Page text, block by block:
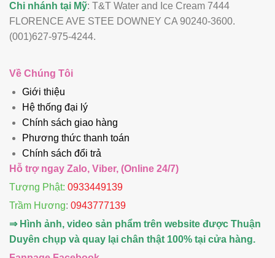
Chi nhánh tại Mỹ: T&T Water and Ice Cream 7444
FLORENCE AVE STEE DOWNEY CA 90240-3600.
(001)627-975-4244.
Về Chúng Tôi
Giới thiệu
Hệ thống đại lý
Chính sách giao hàng
Phương thức thanh toán
Chính sách đổi trả
Hỗ trợ ngay Zalo, Viber, (Online 24/7)
Tượng Phật: 0933449139
Trầm Hương: 0943777139
⇒ Hình ảnh, video sản phẩm trên website được Thuận
Duyên chụp và quay lại chân thật 100% tại cửa hàng.